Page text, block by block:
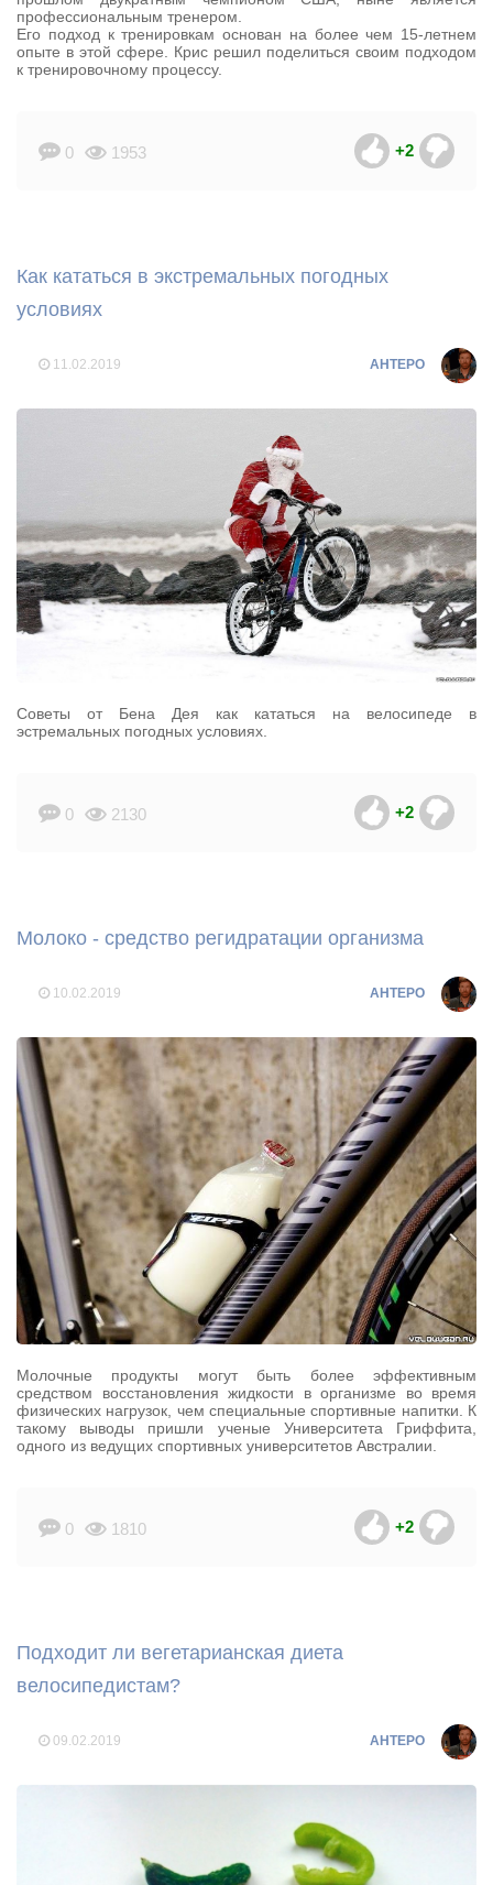
профессиональным тренером.
Его подход к тренировкам основан на более чем 15-летнем
опыте в этой сфере. Крис решил поделиться своим подходом
к тренировочному процессу.
0 1953 +2
Как кататься в экстремальных погодных
условиях
11.02.2019 AHTEPO
Советы от Бена Дея как кататься на велосипеде в
эстремальных погодных условиях.
0 2130 +2
Молоко - средство регидратации организма
10.02.2019 AHTEPO
Молочные продукты могут быть более эффективным
средством восстановления жидкости в организме во время
физических нагрузок, чем специальные спортивные напитки. К
такому выводы пришли ученые Университета Гриффита,
одного из ведущих спортивных университетов Австралии.
0 1810 +2
Подходит ли вегетарианская диета
велосипедистам?
09.02.2019 AHTEPO